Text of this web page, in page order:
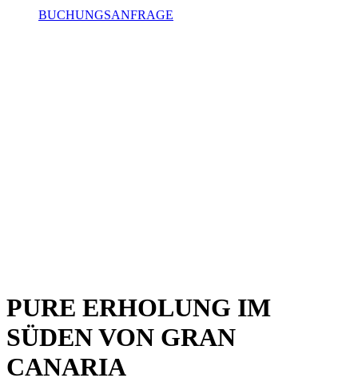
BUCHUNGSANFRAGE
PURE ERHOLUNG IM
SÜDEN VON GRAN
CANARIA